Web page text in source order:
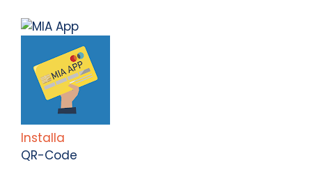
Installa
QR-Code